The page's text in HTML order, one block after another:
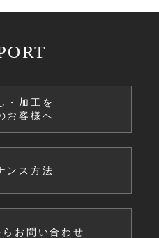
・加工を
お客様へ
ンス方法
お問い合わせ